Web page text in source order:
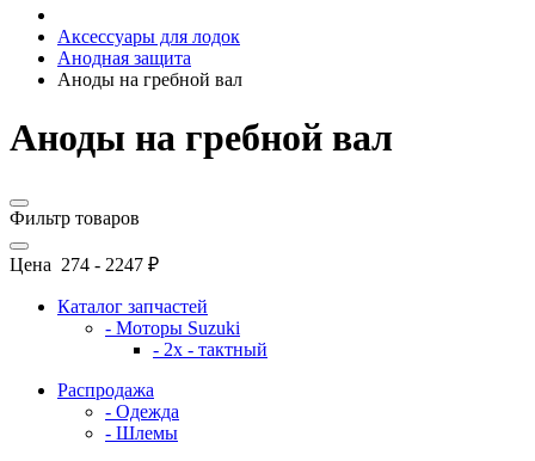
Аксессуары для лодок
Анодная защита
Аноды на гребной вал
Аноды на гребной вал
Фильтр товаров
Цена 274 - 2247 ₽
Каталог запчастей
- Моторы Suzuki
- 2x - тактный
Распродажа
- Одежда
- Шлемы